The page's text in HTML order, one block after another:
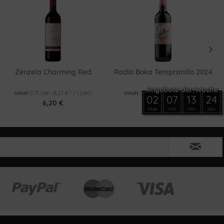
Zenzela Charming Red
Inhalt 0.75 Liter (8,27 € * / 1 Liter)
6,20 €
Radio Boka Tempranillo 2024
Inhalt 0.75 Liter(6,64 € * / 1 Liter)
4,98 €
02
TAGE
07
STD
13
MIN
24
SEK